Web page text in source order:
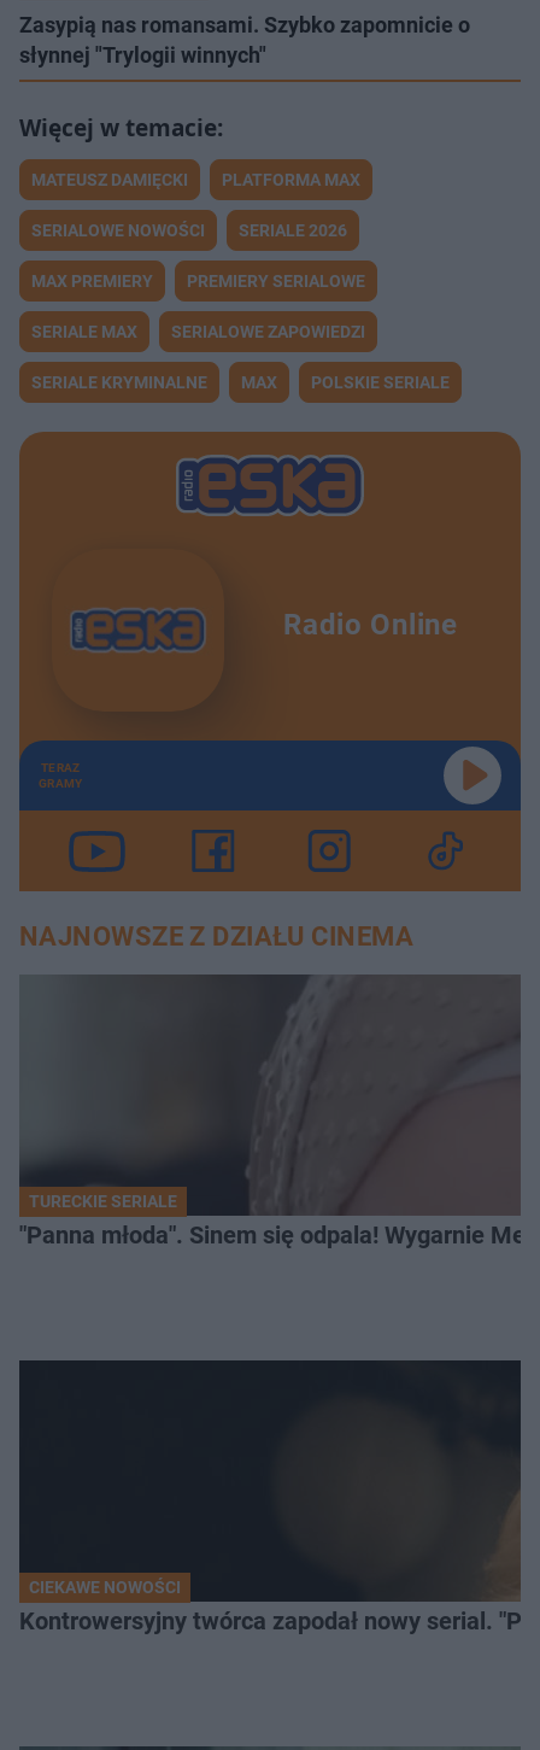
Zasypią nas romansami. Szybko zapomnicie o
słynnej "Trylogii winnych"
MATEUSZ DAMIĘCKI PLATFORMA MAX
SERIALOWE NOWOŚCI SERIALE 2026
MAX PREMIERY PREMIERY SERIALOWE
SERIALE MAX SERIALOWE ZAPOWIEDZI
SERIALE KRYMINALNE MAX POLSKIE SERIALE
Radio Online
TERAZ
GRAMY
NAJNOWSZE Z DZIAŁU CINEMA
TURECKIE SERIALE
"Panna młoda". Sinem się odpala! Wygarnie
CIEKAWE NOWOŚCI
Kontrowersyjny twórca zapodał nowy serial.